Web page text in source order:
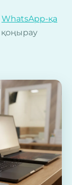
WhatsApp-қа
қоңырау